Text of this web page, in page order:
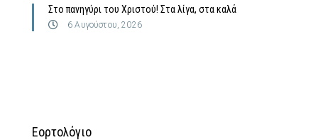
Στο πανηγύρι του Χριστού! Στα λίγα, στα καλά
6 Αυγούστου, 2026
Εορτολόγιο